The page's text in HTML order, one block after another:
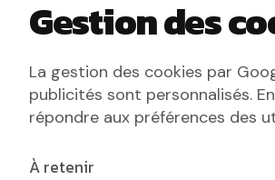
Gestion des
La gestion des cookies par
publicités sont personnalisés.
répondre aux préférences des
À retenir